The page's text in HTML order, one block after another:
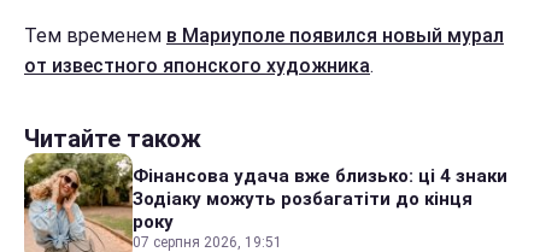
Тем временем в Мариуполе появился новый мурал
от известного японского художника.
Читайте також
Фінансова удача вже близько: ці 4 знаки
Зодіаку можуть розбагатіти до кінця
року
07 серпня 2026, 19:51